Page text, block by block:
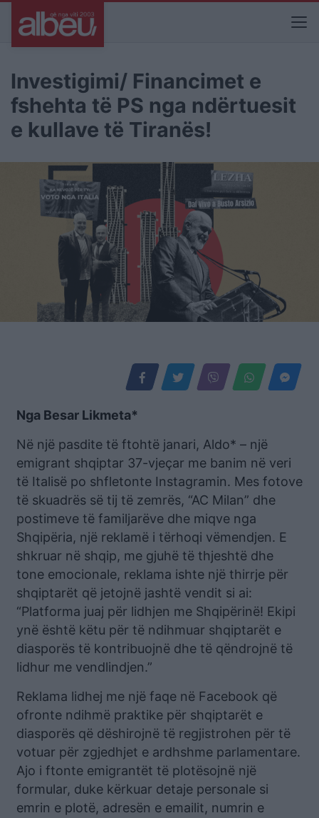
Investigimi/ Financimet e
fshehta të PS nga ndërtuesit
e kullave të Tiranës!
Nga Besar Likmeta*
Në një pasdite të ftohtë janari, Aldo* – një
emigrant shqiptar 37-vjeçar me banim në veri
të Italisë po shfletonte Instagramin. Mes fotove
të skuadrës së tij të zemrës, “AC Milan” dhe
postimeve të familjarëve dhe miqve nga
Shqipëria, një reklamë i tërhoqi vëmendjen. E
shkruar në shqip, me gjuhë të thjeshtë dhe
tone emocionale, reklama ishte një thirrje për
shqiptarët që jetojnë jashtë vendit si ai:
“Platforma juaj për lidhjen me Shqipërinë! Ekipi
ynë është këtu për të ndihmuar shqiptarët e
diasporës të kontribuojnë dhe të qëndrojnë të
lidhur me vendlindjen.”
Reklama lidhej me një faqe në Facebook që
ofronte ndihmë praktike për shqiptarët e
diasporës që dëshirojnë të regjistrohen për të
votuar për zgjedhjet e ardhshme parlamentare.
Ajo i ftonte emigrantët të plotësojnë një
formular, duke kërkuar detaje personale si
emrin e plotë, adresën e emailit, numrin e